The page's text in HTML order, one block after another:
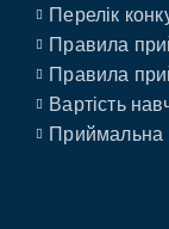
Перелік
Правила
Правила
Вартість
Приймальна